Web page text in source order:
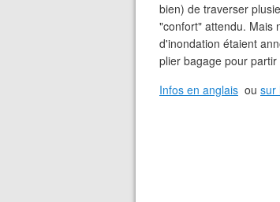
bien) de traverser
"confort" attendu. Mais
d'inondation étaient
plier bagage pour
Infos en anglais ou sur